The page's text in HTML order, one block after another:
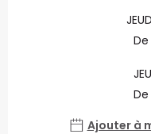
De
De
Ajouter à